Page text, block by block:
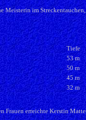
Meisterin im
Tiefe
53 m
50 m
45 m
32 m
erreichte Kerstin